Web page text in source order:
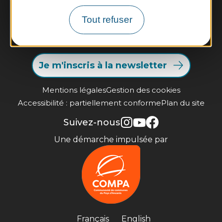
Tout refuser
Contactez-nous
Infos pratiques et brochures
Je m'inscris à la newsletter
Mentions légalesGestion des cookies
Accessibilité : partiellement conformePlan du site
Suivez-nous
Une démarche impulsée par
Français English